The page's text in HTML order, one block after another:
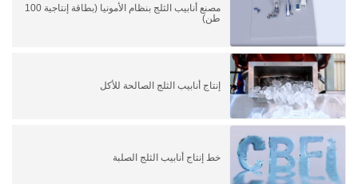
مصنع أنابيب الثلج بنظام الأمونيا (بطاقة إنتاجية 100
طن)
إنتاج أنابيب الثلج الصالحة للأكل
خط إنتاج أنابيب الثلج الصلبة